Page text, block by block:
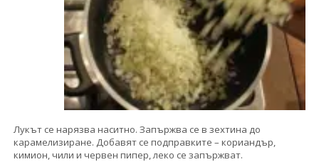
Лукът се нарязва наситно. Запържва се в зехтина до
карамелизиране. Добавят се подправките – кориандър,
кимион, чили и червен пипер, леко се запържват.